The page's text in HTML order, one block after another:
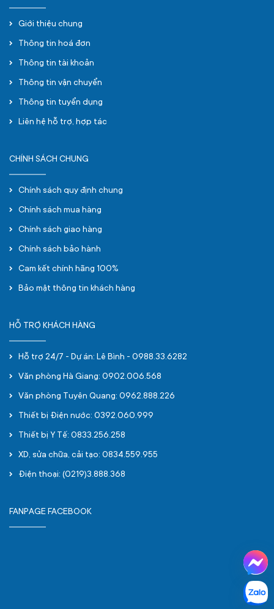
Giới thiệu chung
Thông tin hoá đơn
Thông tin tài khoản
Thông tin vận chuyển
Thông tin tuyển dụng
Liên hệ hỗ trợ, hợp tác
CHÍNH SÁCH CHUNG
Chính sách quy định chung
Chính sách mua hàng
Chính sách giao hàng
Chính sách bảo hành
Cam kết chính hãng 100%
Bảo mật thông tin khách hàng
HỖ TRỢ KHÁCH HÀNG
Hỗ trợ 24/7 - Dự án: Lê Bình - 0988.33.6282
Văn phòng Hà Giang: 0902.006.568
Văn phòng Tuyên Quang: 0962.888.226
Thiết bị Điện nước: 0392.060.999
Thiết bị Y Tế: 0833.256.258
XD, sửa chữa, cải tạo: 0834.559.955
Điện thoại: (0219)3.888.368
FANPAGE FACEBOOK